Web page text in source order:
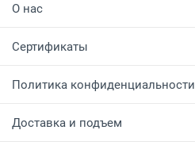
О нас
Сертификаты
Политика конфиденциальности
Доставка и подъем